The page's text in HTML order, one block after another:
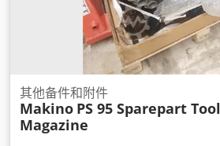
其他备件和附件
Makino PS 95 Sparepart Tool
Magazine